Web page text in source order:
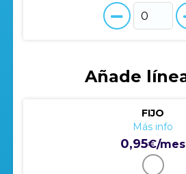
Añade
FIJO
Más info
0,95€/mes